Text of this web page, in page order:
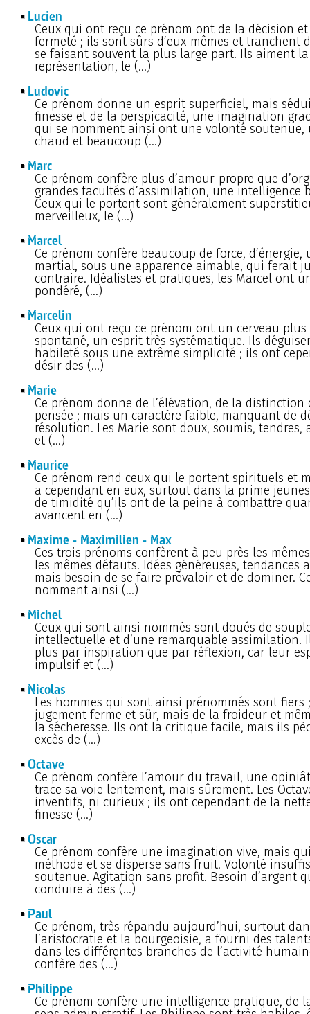
Lucien
Ceux qui ont reçu ce prénom ont de la décision
fermeté ; ils sont sûrs d’eux-mêmes et tranchent
se faisant souvent la plus large part. Ils aiment la
représentation, le (…)
Ludovic
Ce prénom donne un esprit superficiel, mais
finesse et de la perspicacité, une imagination
qui se nomment ainsi ont une volonté
chaud et beaucoup (…)
Marc
Ce prénom confère plus d’amour-propre que
grandes facultés d’assimilation, une intelligence
Ceux qui le portent sont généralement
merveilleux, le (…)
Marcel
Ce prénom confère beaucoup de force, d’énergie,
martial, sous une apparence aimable, qui ferait
contraire. Idéalistes et pratiques, les Marcel ont
pondéré, (…)
Marcelin
Ceux qui ont reçu ce prénom ont un cerveau
spontané, un esprit très systématique. Ils
habileté sous une extrême simplicité ; ils ont
désir des (…)
Marie
Ce prénom donne de l’élévation, de la distinction
pensée ; mais un caractère faible, manquant de
résolution. Les Marie sont doux, soumis, tendres,
et (…)
Maurice
Ce prénom rend ceux qui le portent spirituels et
a cependant en eux, surtout dans la prime
de timidité qu’ils ont de la peine à combattre
avancent en (…)
Maxime - Maximilien - Max
Ces trois prénoms confèrent à peu près les
les mêmes défauts. Idées généreuses, tendances
mais besoin de se faire prévaloir et de dominer.
nomment ainsi (…)
Michel
Ceux qui sont ainsi nommés sont doués de
intellectuelle et d’une remarquable assimilation.
plus par inspiration que par réflexion, car leur
impulsif et (…)
Nicolas
Les hommes qui sont ainsi prénommés sont
jugement ferme et sûr, mais de la froideur et
la sécheresse. Ils ont la critique facile, mais ils
excès de (…)
Octave
Ce prénom confère l’amour du travail, une
trace sa voie lentement, mais sûrement. Les
inventifs, ni curieux ; ils ont cependant de la
finesse (…)
Oscar
Ce prénom confère une imagination vive, mais
méthode et se disperse sans fruit. Volonté
soutenue. Agitation sans profit. Besoin d’argent
conduire à des (…)
Paul
Ce prénom, très répandu aujourd’hui, surtout
l’aristocratie et la bourgeoisie, a fourni des
dans les différentes branches de l’activité
confère des (…)
Philippe
Ce prénom confère une intelligence pratique, de